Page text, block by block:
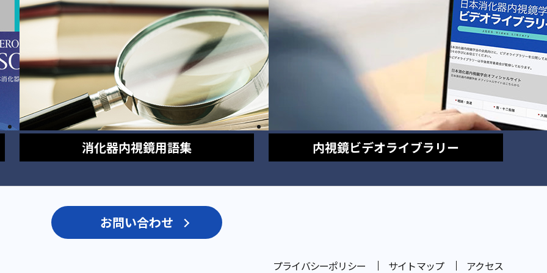
消化器内視鏡用語集 内視鏡ビデオライブラリー
お問い合わせ
プライバシーポリシー サイトマップ アクセス